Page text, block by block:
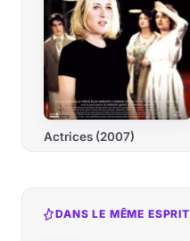
Actrices (2007)
DANS LE MÊME ESPRIT